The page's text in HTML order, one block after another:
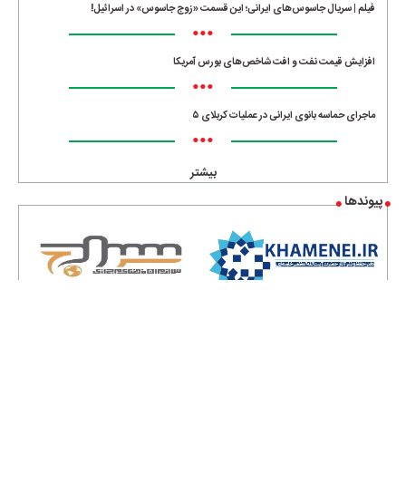
فیلم | سریال جاسوس‌های ایرانی؛ این قسمت «زوج جاسوس» در اسرائیل!
•••
افزایش قیمت نفت و افت شاخص‌های بورس آمریکا
•••
ماجرای حماسه‌ بانوی ایرانی در عملیات کربلای ۵
•••
بیشتر
پیوندها